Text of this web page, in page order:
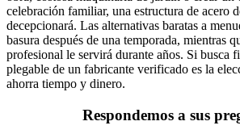
celebración familiar, una estructura de acero
decepcionará. Las alternativas baratas a
basura después de una temporada, mientras
profesional le servirá durante años. Si busca
plegable de un fabricante verificado es la
ahorra tiempo y dinero.
Respondemos a sus